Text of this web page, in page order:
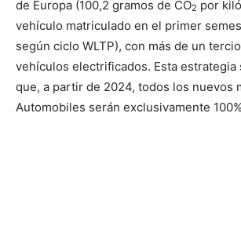
de Europa (100,2 gramos de CO2 por
vehículo matriculado en el primer
según ciclo WLTP), con más de un
vehículos electrificados. Esta estrategia
que, a partir de 2024, todos los nuevos
Automobiles serán exclusivamente